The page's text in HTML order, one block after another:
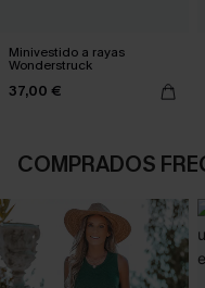
Minivestido a rayas
Wonderstruck
37,00 €
COMPRADOS